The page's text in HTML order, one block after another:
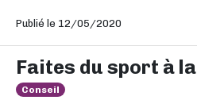
Publié le 12/05/2020
Faites du sport à
Conseil